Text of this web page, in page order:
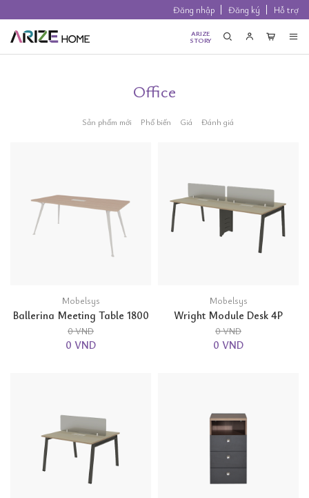
Đăng nhập Đăng ký Hỗ trợ
ARIZE
STORY
Office
Sản phẩm mới Phổ biến Giá Đánh giá
Mobelsys
Ballerina Meeting Table 1800
0 VND
0 VND
Mobelsys
Wright Module Desk 4P
0 VND
0 VND